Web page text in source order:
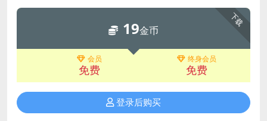
下载
19金币
会员
免费
终身会员
免费
登录后购买